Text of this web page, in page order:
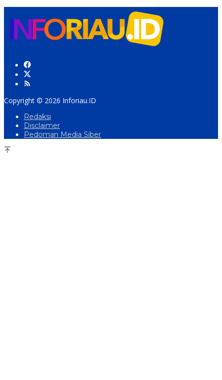
Copyright © 2026 Inforiau.ID
Redaksi
Disclaimer
Pedoman Media Siber